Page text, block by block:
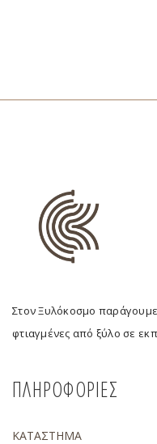
Στον Ξυλόκοσμο
φτιαγμένες από ξύλο σε
ΠΛΗΡΟΦΟΡΙΕΣ
ΚΑΤΑΣΤΗΜΑ